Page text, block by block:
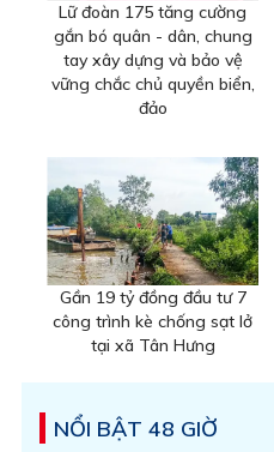
Lữ đoàn 175 tăng cường
gắn bó quân - dân, chung
tay xây dựng và bảo vệ
vững chắc chủ quyền biển,
đảo
Gần 19 tỷ đồng đầu tư 7
công trình kè chống sạt lở
tại xã Tân Hưng
NỔI BẬT 48 GIỜ